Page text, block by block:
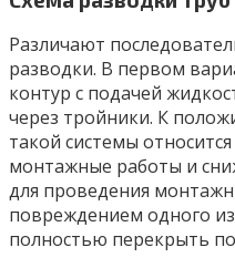
Различают
разводки. В первом
контур с подачей
через тройники. К
такой системы
монтажные работы и
для проведения
повреждением одного
полностью перекрыть